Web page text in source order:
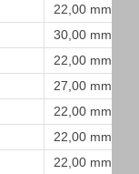
22,00 mm
30,00 mm
22,00 mm
27,00 mm
22,00 mm
22,00 mm
22,00 mm